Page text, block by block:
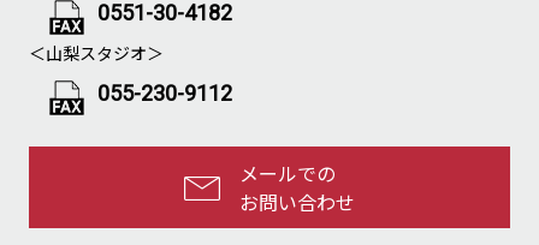
0551-30-4182
＜山梨スタジオ＞
055-230-9112
メールでの
お問い合わせ